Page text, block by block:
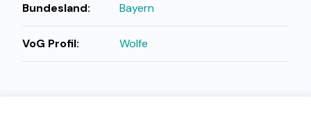
Bundesland: Bayern
VoG Profil: Wolfe